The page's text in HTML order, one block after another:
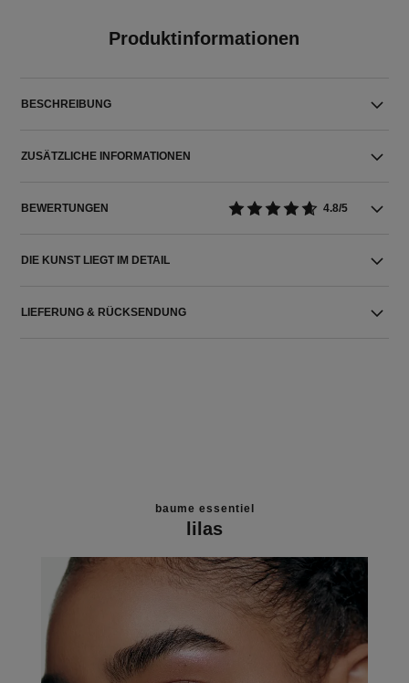
Produktinformationen
BESCHREIBUNG
ZUSÄTZLICHE INFORMATIONEN
BEWERTUNGEN 4.8/5
DIE KUNST LIEGT IM DETAIL
LIEFERUNG & RÜCKSENDUNG
baume essentiel
lilas